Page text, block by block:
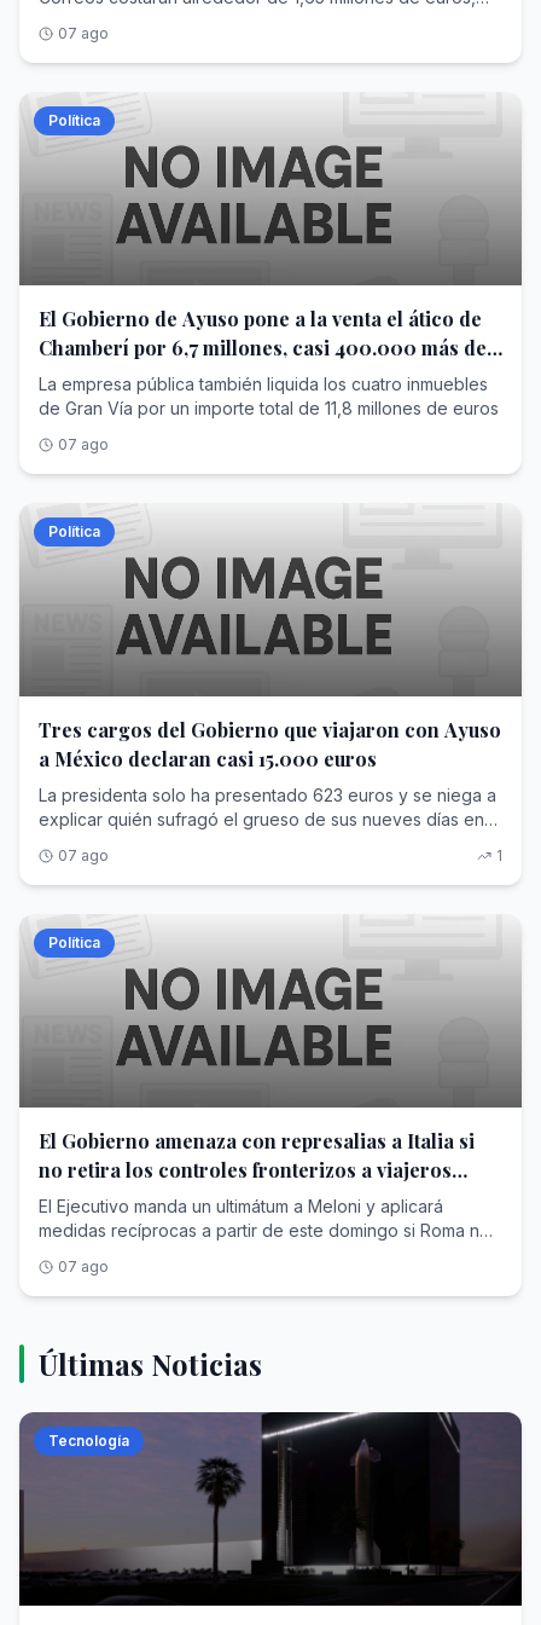
trabajos, sino el diseño del proyecto por casi 60.000
euros
07 ago
Política
El Gobierno de Ayuso pone a la venta el ático de
Chamberí por 6,7 millones, casi 400.000 más de
lo que pagó
La empresa pública también liquida los cuatro inmuebles
de Gran Vía por un importe total de 11,8 millones de euros
07 ago
Política
Tres cargos del Gobierno que viajaron con Ayuso
a México declaran casi 15.000 euros
La presidenta solo ha presentado 623 euros y se niega a
explicar quién sufragó el grueso de sus nueves días en
07 ago 1
Política
El Gobierno amenaza con represalias a Italia si
no retira los controles fronterizos a viajeros
procedentes de España
El Ejecutivo manda un ultimátum a Meloni y aplicará
medidas recíprocas a partir de este domingo si Roma no
07 ago
Últimas Noticias
Tecnología